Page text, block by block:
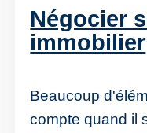
Négocier
immobilier
Beaucoup
compte quand il